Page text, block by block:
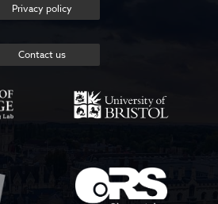
Privacy policy
Contact us